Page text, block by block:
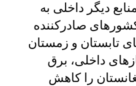
دیگر داخلی به
صادرکننده
تابستان و زمستان
داخلی، برق
را کاهش